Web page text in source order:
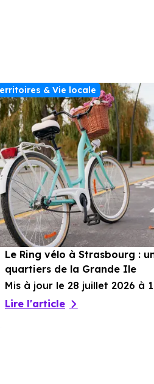
& Vie locale
Le Ring vélo à Strasbourg :
quartiers de la Grande Ile
Mis à jour le 28 juillet 2026 à
Lire l'article